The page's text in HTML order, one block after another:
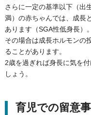
さらに一定の基準以下（出
満）の赤ちゃんでは、成長
あります（SGA性低身長）。
その場合は成長ホルモンの
ることがあります。
2歳を過ぎれば身長に気を
しょう。
育児での留意